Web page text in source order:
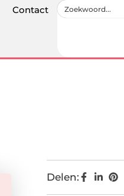
Contact
Delen: